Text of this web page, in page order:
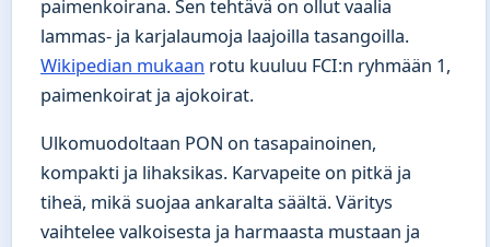
paimenkoirana. Sen tehtävä on ollut vaalia
lammas- ja karjalaumoja laajoilla tasangoilla.
Wikipedian mukaan rotu kuuluu FCI:n ryhmään 1,
paimenkoirat ja ajokoirat.
Ulkomuodoltaan PON on tasapainoinen,
kompakti ja lihaksikas. Karvapeite on pitkä ja
tiheä, mikä suojaa ankaralta säältä. Väritys
vaihtelee valkoisesta ja harmaasta mustaan ja